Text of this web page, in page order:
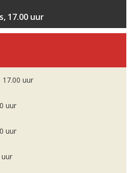
17.00 uur
uur
uur
uur